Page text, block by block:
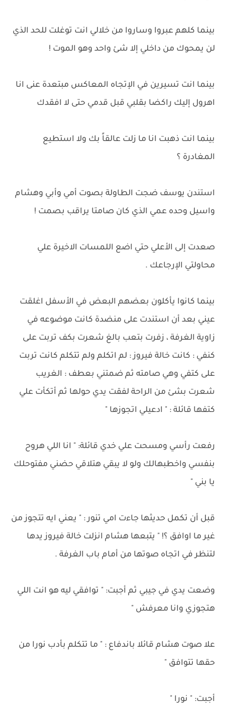
بينما كلهم عبروا وساروا من خلالي انت توغلت للحد الذي
لن يمحوك من داخلي إلا شئ واحد وهو الموت !
بينما انت تسيرين في الإتجاه المعاكس مبتعدة عنى انا
اهرول إليك راكضا بقلبي قبل قدمي حتى لا افقدك
بينما انت ذهبت انا ما زلت عالقاً بك ولا استطيع
المغادرة ؟
استندن يوسف ضجت الطاولة بصوت أمي وأبي وهشام
واسيل وحده عمي الذي كان صامتا يراقب بصمت !
صعدت إلى الأعلي حتي اضع اللمسات الاخيرة علي
محاولتي الإرجاعك .
بينما كانوا يأكلون بعضهم البعض في الأسفل اغلقت
عيني بعد أن استندت على منضدة كانت موضوعه في
زاوية الغرفة ، زفرت بتعب بالغ شعرت بكف تربت على
كنفي : كانت خالة فيروز : لم اتكلم ولم تتكلم كانت تربت
على كتفي وهي صامته ثم ضمتني بعطف : الغريب
شعرت بشئ من الراحة لفقت يدي حولها ثم أتكأت علي
كتفها قائلة : " ادعيلي اتجوزها "
رفعت رأسي ومسحت علي خدي قائلة: " انا اللي هروح
بنفسي واخطبهالك ولو لا يبقي هتلاقي حضني مفتوحلك
يا بني "
قبل أن تكمل حديثها جاءت امي تنور : " يعني ايه تتجوز من
غير ما اوافق ؟! " يتبعها هشام انزلت خالة فيروز يدها
لتنظر في اتجاه صوتها من أمام باب الغرفة .
وضعت يدي في جيبي ثم أجبت: " توافقي ليه هو انت اللي
هتجوزي وانا معرفش "
علا صوت هشام قائلا باندفاع : " ما تتكلم بأدب نورا من
حقها تتوافق "
أجبت: " نورا "